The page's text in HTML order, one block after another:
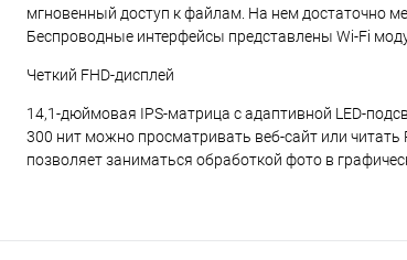
мгновенный доступ к файлам. На нем достаточно
Беспроводные интерфейсы представлены Wi-Fi
Четкий FHD-дисплей
14,1-дюймовая IPS-матрица с адаптивной LED-
300 нит можно просматривать веб-сайт или
позволяет заниматься обработкой фото в